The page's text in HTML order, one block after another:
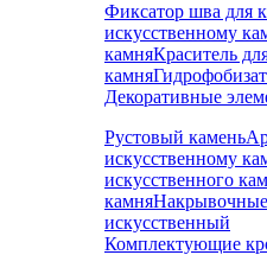
Фиксатор шва для
искусственному
камняКраситель
камня
Декоративные
Рустовый камень
искусственному
искусственного
камня
искусственный
Комплектующие